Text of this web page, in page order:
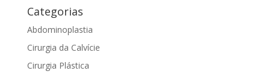
Categorias
Abdominoplastia
Cirurgia da Calvície
Cirurgia Plástica